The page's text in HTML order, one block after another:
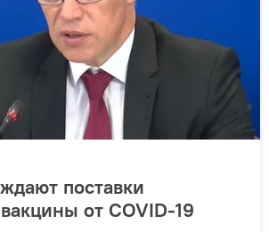
поставки
от COVID-19